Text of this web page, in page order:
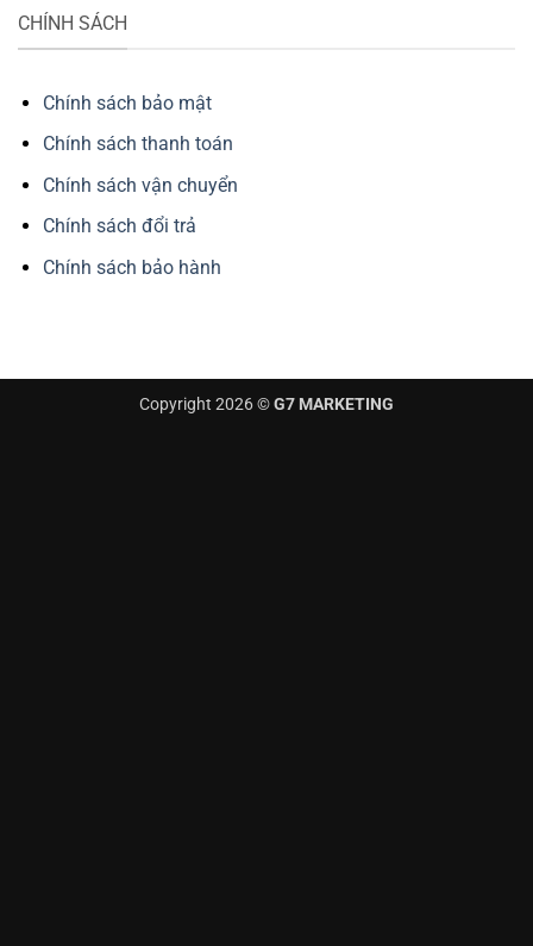
CHÍNH SÁCH
Chính sách bảo mật
Chính sách thanh toán
Chính sách vận chuyển
Chính sách đổi trả
Chính sách bảo hành
Copyright 2026 ©G7 MARKETING